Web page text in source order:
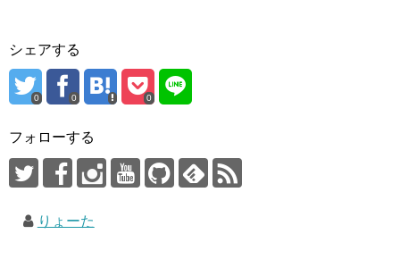
シェアする
0 0 0
フォローする
りょーた